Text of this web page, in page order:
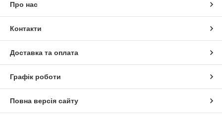
Про нас
Контакти
Доставка та оплата
Графік роботи
Повна версія сайту